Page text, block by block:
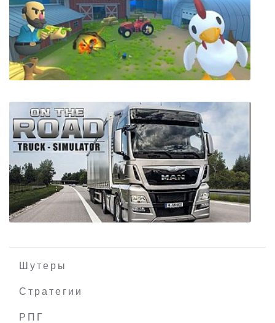
BPM: BULLETS PER MINUTE
Shotgun Farmers
Шутеры
Стратегии
РПГ